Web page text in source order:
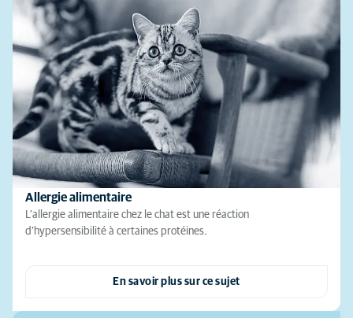
Allergie alimentaire
L’allergie alimentaire chez le chat est une réaction
d’hypersensibilité à certaines protéines.
En savoir plus sur ce sujet